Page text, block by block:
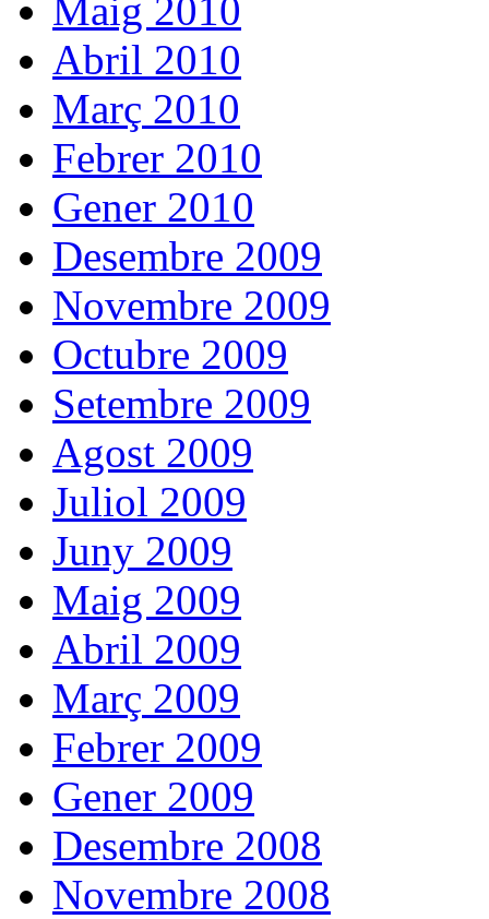
Maig 2010
Abril 2010
Març 2010
Febrer 2010
Gener 2010
Desembre 2009
Novembre 2009
Octubre 2009
Setembre 2009
Agost 2009
Juliol 2009
Juny 2009
Maig 2009
Abril 2009
Març 2009
Febrer 2009
Gener 2009
Desembre 2008
Novembre 2008